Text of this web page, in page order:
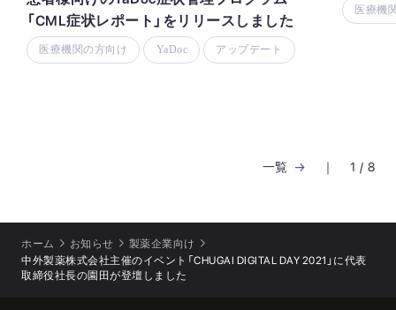
「CML症状レポート」をリリースしました
医療機関の方向け YaDoc アップデート
医療機
一覧 ｜ 1 / 8
ホーム お知らせ
製薬企業向け
中外製薬株式会社主催のイベント「CHUGAI DIGITAL DAY 2021」に代表
取締役社長の園田が登壇しました